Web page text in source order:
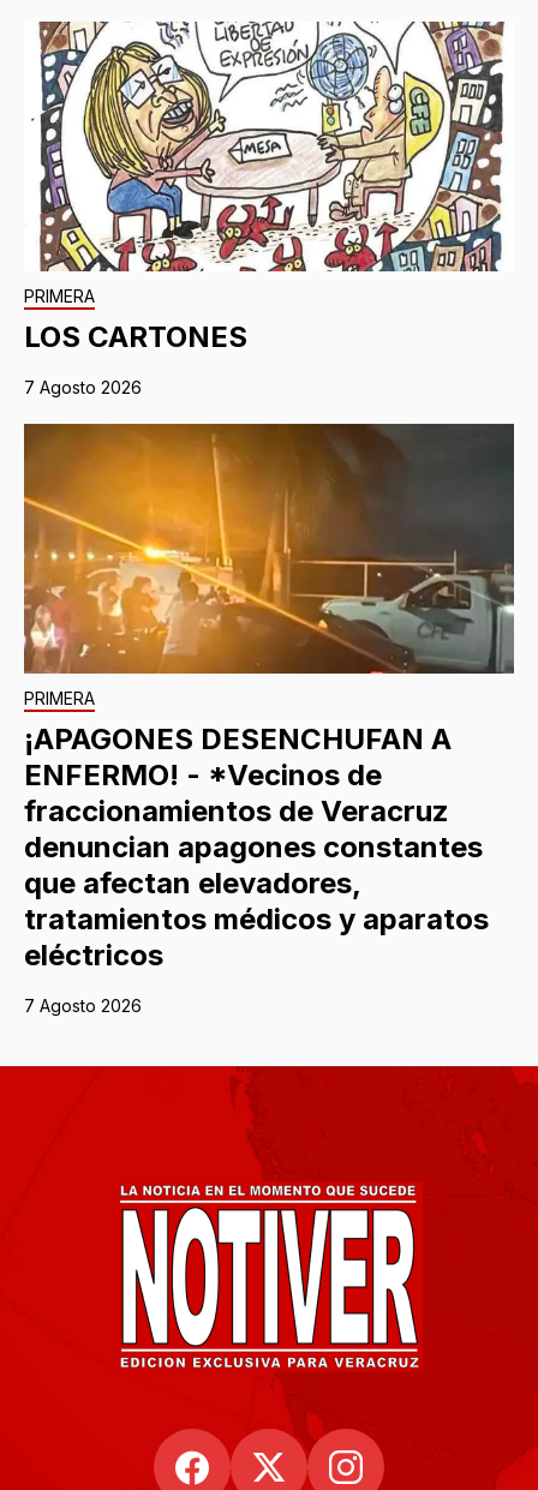
PRIMERA
LOS CARTONES
7 Agosto 2026
PRIMERA
¡APAGONES DESENCHUFAN A
ENFERMO! - *Vecinos de
fraccionamientos de Veracruz
denuncian apagones constantes
que afectan elevadores,
tratamientos médicos y aparatos
eléctricos
7 Agosto 2026